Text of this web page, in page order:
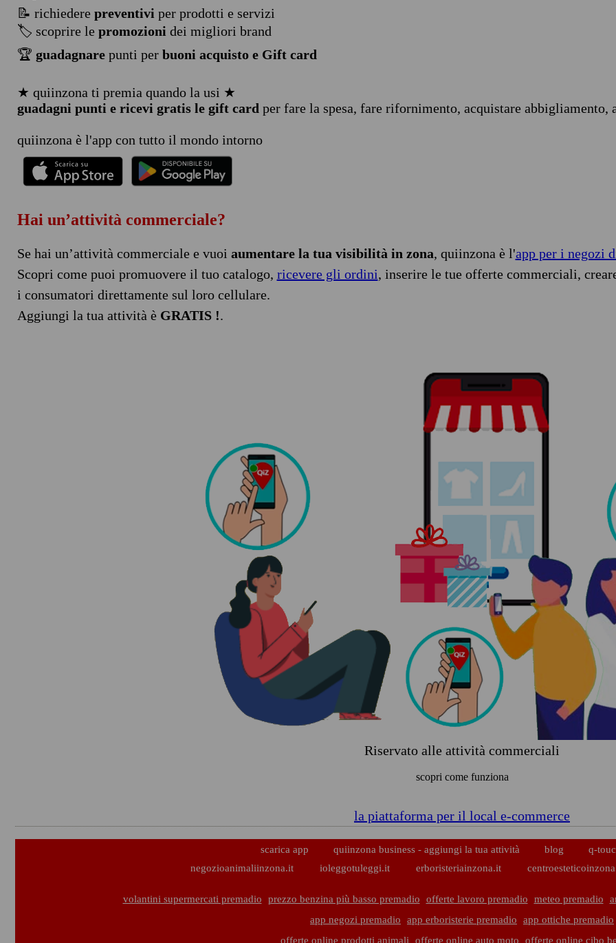
📝 richiedere preventivi per prodotti e servizi
🏷️ scoprire le promozioni dei migliori brand
🏆 guadagnarepunti per buoni acquisto e Gift card
★ quiinzona ti premia quando la usi ★
guadagni punti e ricevi gratis le gift card per fare la spesa, fare rifornimento, acquistare abbigliamento,
quiinzona è l'app con tutto il mondo intorno
Hai un’attività commerciale?
Se hai un’attività commerciale e vuoi aumentare la tua visibilità in zona, quiinzona è l'app per i negozi
Scopri come puoi promuovere il tuo catalogo, ricevere gli ordini, inserire le tue offerte commerciali,
i consumatori direttamente sul loro cellulare.
Aggiungi la tua attività è GRATIS !.
Riservato alle attività commerciali
scopri come funziona
la piattaforma per il local e-commerce
scarica app quiinzona business - aggiungi la tua attività blog
q-
negozioanimaliinzona.it
ioleggotuleggi.it erboristeriainzona.it
volantini supermercati premadio prezzo benzina più basso premadio offerte lavoro premadio meteo premadio
app negozi premadio
app erboristerie premadio
app ottiche premadio
offerte online prodotti animali
offerte online auto moto offerte online cibo